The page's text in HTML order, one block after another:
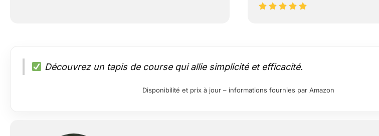
Découvrez un tapis de course qui allie simplicité et efficacité.
Disponibilité et prix à jour – informations fournies par Amazon